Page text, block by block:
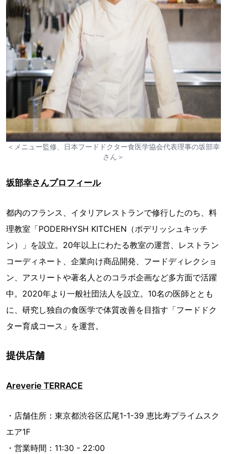
＜メニュー監修、日本フードドクター食医学協会代表理事の坂部幸
さん＞
坂部幸さんプロフィール
都内のフランス、イタリアレストランで修行したのち、料
理教室「PODERHYSH KITCHEN（ポデリッシュキッチ
ン）」を設立。20年以上にわたる教室の運営、レストラン
コーディネート、企業向け商品開発、フードディレクショ
ン、アスリートや著名人とのコラボ企画など多方面で活躍
中。2020年より一般社団法人を設立。10名の医師ととも
に、研究し独自の食医学で体質改善を目指す「フードドク
ター育成コース」を運営。
提供店舗
Areverie TERRACE
・店舗住所：東京都渋谷区広尾1-1-39 恵比寿プライムスク
エア1F
・営業時間：11:30 - 22:00